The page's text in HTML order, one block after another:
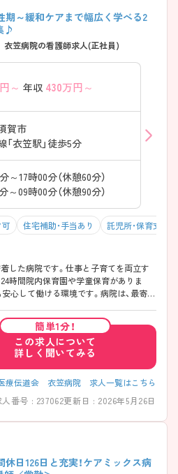
期～緩和ケアまで幅広く学べる2
♪
笠病院の看護師求人(正社員)
～ 年収 430万円～
賀市
「衣笠駅」徒歩5分
～17時00分（休憩60分）
～09時00分（休憩90分）
可 住宅補助・手当あり 託児所・保育支援
した病院です。仕事と子育てを両立す
時間院内保育園や学童保育がありま
心して働ける環境です。病院は、最寄り
に詳細をお話ししますので、お気軽にご
簡単1分！
この求人について
詳しく聞いてみる
療伝道会 衣笠病院 求人一覧はこちら
人番号 : 237062更新日 : 2026年5月26日
休日126日と充実！ケアミックス病